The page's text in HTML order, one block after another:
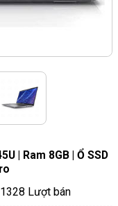
| Ram 8GB | Ổ SSD
1328 Lượt bán